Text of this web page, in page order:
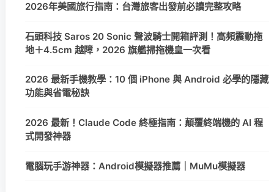
2026年美國旅行指南：台灣旅客出發前必讀完整攻略
石頭科技 Saros 20 Sonic 聲波騎士開箱評測！高頻震動拖
地＋4.5cm 越障，2026 旗艦掃拖機皇一次看
2026 最新手機教學：10 個 iPhone 與 Android 必學的隱藏
功能與省電秘訣
2026 最新！Claude Code 終極指南：顛覆終端機的 AI 程
式開發神器
電腦玩手游神器：Android模擬器推薦｜MuMu模擬器